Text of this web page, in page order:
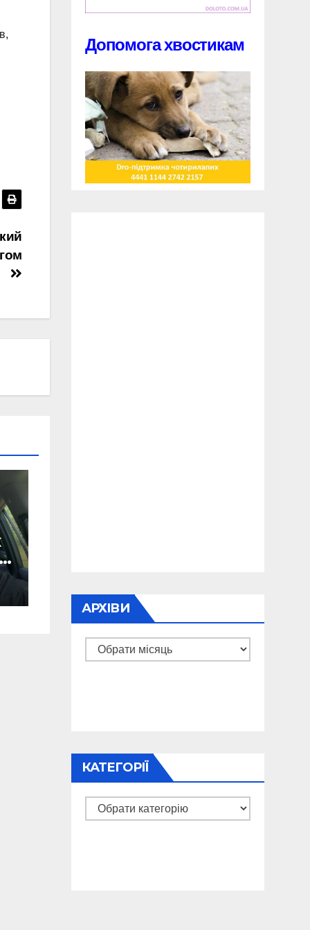
Допомога хвостикам
АРХІВИ
Архіви
КАТЕГОРІЇ
Категорії